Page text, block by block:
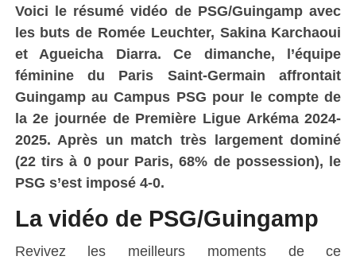
Voici le résumé vidéo de PSG/Guingamp avec
les buts de Romée Leuchter, Sakina Karchaoui
et Agueicha Diarra.Ce dimanche, l’équipe
féminine du Paris Saint-Germain affrontait
Guingampau Campus PSG pour le compte de
la2e journée de Première Ligue Arkéma 2024-
2025. Après un match très largement dominé
(22 tirs à 0 pour Paris, 68% de possession), le
PSG s’est imposé 4-0.
La vidéo de PSG/Guingamp
Revivez les meilleurs moments de ce